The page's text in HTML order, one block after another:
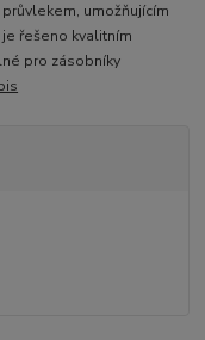
umožňujícím
řešeno kvalitním
pro zásobníky